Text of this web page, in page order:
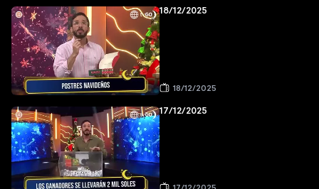
18/12/2025
18/12/2025
17/12/2025